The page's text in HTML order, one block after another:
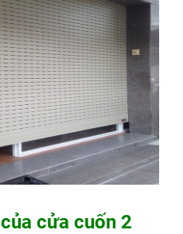
cửa cuốn 2